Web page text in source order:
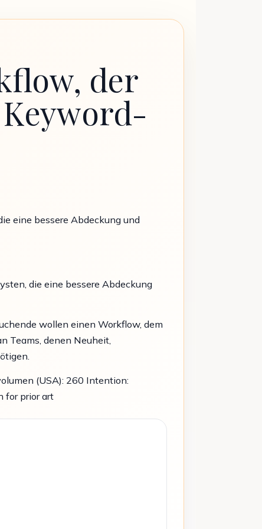
der
eine bessere Abdeckung und
die eine bessere Abdeckung
wollen einen Workflow, dem
Teams, denen Neuheit,
(USA): 260 Intention:
for prior art